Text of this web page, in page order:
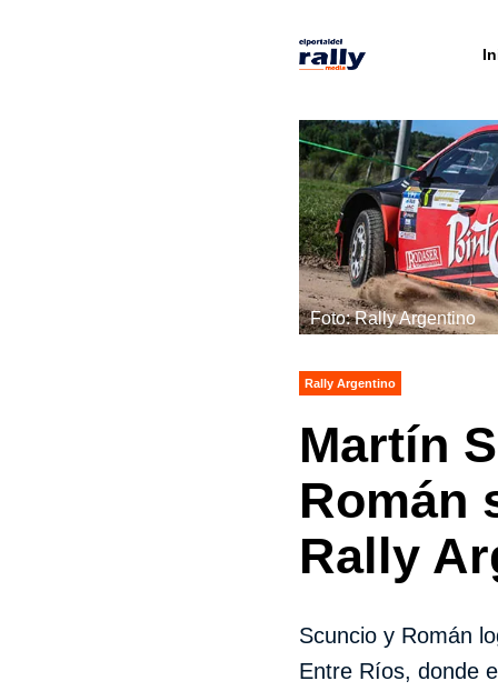
Foto: Rally Argentino
Rally Argentino
Martín
Román
Rally
Scuncio y Román
Entre Ríos, donde